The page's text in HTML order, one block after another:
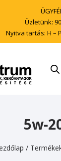
Üzletünk:
Nyitva tartás: H –
5w-
/